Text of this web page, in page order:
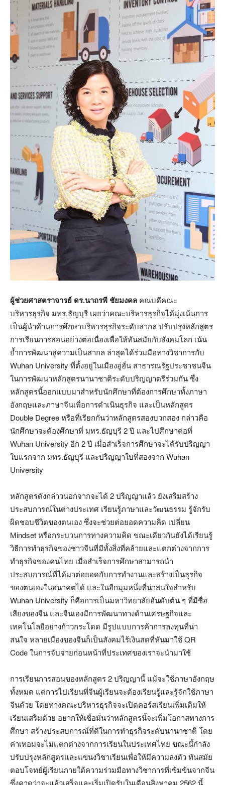
ผู้ช่วยศาสตราจารย์ ดร.นาถรพี ชัยมงคล คณบดีคณะ
บริหารธุรกิจ มทร.ธัญบุรี เผยว่าคณะบริหารธุรกิจได้มุ่งเน้นการ
เป็นผู้นำด้านการศึกษาบริหารธุรกิจระดับสากล ปรับปรุงหลักสูตร
การเรียนการสอนอย่างต่อเนื่องเพื่อให้ทันสมัยกับสังคมโลก เน้น
ย้ำการพัฒนาสู่ความเป็นสากล ล่าสุดได้ร่วมมือทางวิชาการกับ
Wuhan University ที่ตั้งอยู่ในเมืองอู่ฮั่น สาธารณรัฐประชาชนจีน
ในการพัฒนาหลักสูตรนานาชาติระดับปริญญาตรีร่วมกัน ซึ่ง
หลักสูตรนี้ออกแบบมาสำหรับนักศึกษาที่ต้องการศึกษาทั้งภาษา
อังกฤษและภาษาจีนเพื่อการดำเนินธุรกิจ และเป็นหลักสูตร
Double Degree หรือที่เรียกกันว่าหลักสูตรสองบวกสอง กล่าวคือ
นักศึกษาจะต้องศึกษาที่ มทร.ธัญบุรี 2 ปี และไปศึกษาต่อที่
Wuhan University อีก 2 ปี เมื่อสำเร็จการศึกษาจะได้รับปริญญา
ใบแรกจาก มทร.ธัญบุรี และปริญญาใบที่สองจาก Wuhan
University
หลักสูตรดังกล่าวนอกจากจะได้ 2 ปริญญาแล้ว ยังเสริมสร้าง
ประสบการณ์ในต่างประเทศ เรียนรู้ภาษาและวัฒนธรรม รู้จักรับ
ผิดชอบชีวิตของตนเอง ซึ่งจะช่วยต่อยอดความคิด เปลี่ยน
Mindset หรือกระบวนการทางความคิด ขณะเดียวกันยังได้เรียนรู้
วิธีการทำธุรกิจของชาวจีนที่มีทั้งสิ่งที่คล้ายและแตกต่างจากการ
ทำธุรกิจของคนไทย เมื่อสำเร็จการศึกษาสามารถนำ
ประสบการณ์ที่ได้มาต่อยอดกับการทำงานและสร้างเป็นธุรกิจ
ของตนเองในอนาคตได้ และในอีกมุมหนึ่งที่น่าสนใจสำหรับ
Wuhan University ก็คือการเป็นมหาวิทยาลัยอันดับต้น ๆ ที่มีชื่อ
เสียงของจีน และจีนเองมีการพัฒนาทางด้านเศรษฐกิจและ
เทคโนโลยีอย่างก้าวกระโดด มีรูปแบบการค้าการลงทุนที่น่า
สนใจ หลายเมืองของจีนก็เป็นสังคมไร้เงินสดที่หันมาใช้ QR
Code ในการจับจ่ายก่อนหน้าที่ประเทศของเราจะนำมาใช้
การเรียนการสอนของหลักสูตร 2 ปริญญานี้ แม้จะใช้ภาษาอังกฤษ
ทั้งหมด แต่การไปเรียนที่จีนผู้เรียนจะต้องเรียนรู้และรู้จักใช้ภาษา
จีนด้วย โดยทางคณะบริหารธุรกิจจะเปิดคอร์สเรียนเพิ่มเติมให้
เรียนเสริมด้วย อยากให้เชื่อมั่นว่าหลักสูตรนี้จะเพิ่มโอกาสทางการ
ศึกษา สร้างประสบการณ์ที่ดีในการทำธุรกิจระดับนานาชาติ โดย
ค่าเทอมจะไม่แตกต่างจากการเรียนในประเทศไทย ขณะนี้กำลัง
ปรับปรุงหลักสูตรและแขนงวิชาเรียนเพื่อให้มีความลงตัว ทันสมัย
ตอบโจทย์ผู้เรียนภายใต้ความร่วมมือทางวิชาการที่เข้มข้นจากจีน
ซึ่งคาดว่าจะแล้วเสร็จและเริ่มเปิดรับในเดือนสิงหาคม 2562 นี้